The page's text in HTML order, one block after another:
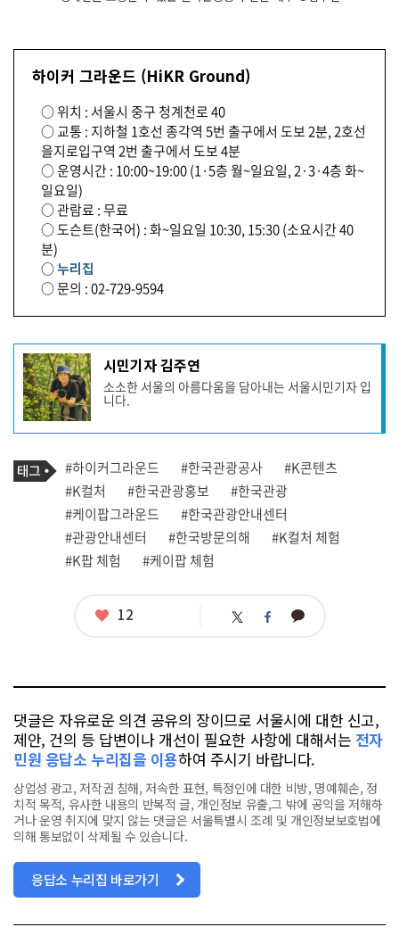
하이커 그라운드 (HiKR Ground)
○ 위치 : 서울시 중구 청계천로 40
○ 교통 : 지하철 1호선 종각역 5번 출구에서 도보 2분, 2호선
을지로입구역 2번 출구에서 도보 4분
○ 운영시간 : 10:00~19:00 (1·5층 월~일요일, 2·3·4층 화~
일요일)
○ 관람료 : 무료
○ 도슨트(한국어) : 화~일요일 10:30, 15:30 (소요시간 40
분)
○누리집
○ 문의 : 02-729-9594
기
사
작
성
자
프
필
시민기자 김주연
소소한 서울의 아름다움을 담아내는 서울시민기자 입
니다.
기
사
관
련
태
그
태
그
#하이커그라운드 #한국관광공사
#K콘텐츠
#K컬처
#한국관광홍보
#한국관광
#케이팝그라운드
#한국관광안내센터
#관광안내센터
#한국방문의해
#K컬처 체험
#K팝 체험
#케이팝 체험
좋
12 트 페 카
댓글은 자유로운 의견 공유의 장이므로 서울시에 대한 신고,
제안, 건의 등 답변이나 개선이 필요한 사항에 대해서는 전자
민원 응답소 누리집을 이용하여 주시기 바랍니다.
상업성 광고, 저작권 침해, 저속한 표현, 특정인에 대한 비방, 명예훼손, 정
치적 목적, 유사한 내용의 반복적 글, 개인정보 유출,그 밖에 공익을 저해하
거나 운영 취지에 맞지 않는 댓글은 서울특별시 조례 및 개인정보보호법에
의해 통보없이 삭제될 수 있습니다.
응답소 누리집 바로가기